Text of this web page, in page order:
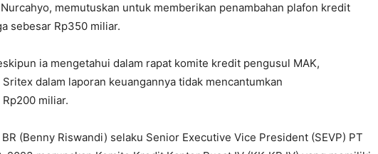
memutuskan untuk memberikan penambahan plafon kredit
sebesar Rp350 miliar.
ia mengetahui dalam rapat komite kredit pengusul MAK,
dalam laporan keuangannya tidak mencantumkan
miliar.
(Benny Riswandi) selaku Senior Executive Vice President (SEVP) PT